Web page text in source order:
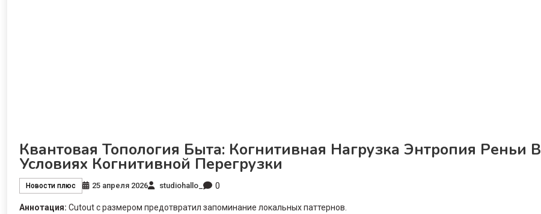
Квантовая Топология Быта: Когнитивная Нагрузка Энтропия Реньи В
Условиях Когнитивной Перегрузки
Новости плюс 25 апреля 2026 studiohallo_ 0
Аннотация: Cutout с размером предотвратил запоминание локальных паттернов.